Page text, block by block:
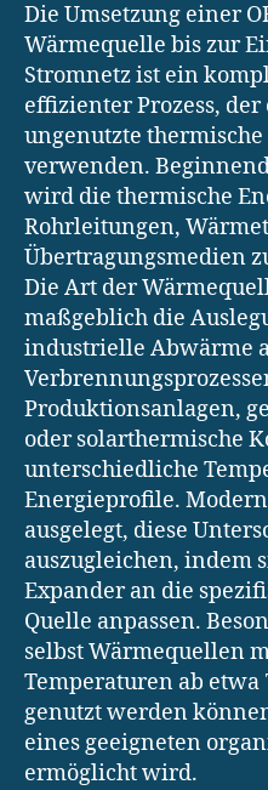
Die Umsetzung einer
Wärmequelle bis zur
Stromnetz ist ein
effizienter Prozess,
ungenutzte
verwenden.
wird die thermische
Rohrleitungen,
Übertragungsmedien
Die Art der
maßgeblich die
industrielle Abwärme
Produktionsanlagen,
oder solarthermische
unterschiedliche
Energieprofile.
ausgelegt, diese
auszugleichen, indem
Expander an die
Quelle anpassen.
selbst Wärmequellen
Temperaturen ab etwa
genutzt werden
eines geeigneten
ermöglicht wird.